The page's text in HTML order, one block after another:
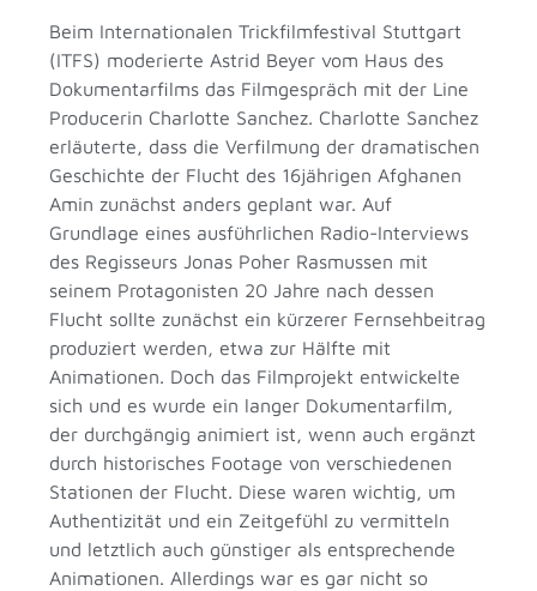
Beim Internationalen Trickfilmfestival Stuttgart
(ITFS) moderierte Astrid Beyer vom Haus des
Dokumentarfilms das Filmgespräch mit der Line
Producerin Charlotte Sanchez. Charlotte Sanchez
erläuterte, dass die Verfilmung der dramatischen
Geschichte der Flucht des 16jährigen Afghanen
Amin zunächst anders geplant war. Auf
Grundlage eines ausführlichen Radio-Interviews
des Regisseurs Jonas Poher Rasmussen mit
seinem Protagonisten 20 Jahre nach dessen
Flucht sollte zunächst ein kürzerer Fernsehbeitrag
produziert werden, etwa zur Hälfte mit
Animationen. Doch das Filmprojekt entwickelte
sich und es wurde ein langer Dokumentarfilm,
der durchgängig animiert ist, wenn auch ergänzt
durch historisches Footage von verschiedenen
Stationen der Flucht. Diese waren wichtig, um
Authentizität und ein Zeitgefühl zu vermitteln
und letztlich auch günstiger als entsprechende
Animationen. Allerdings war es gar nicht so